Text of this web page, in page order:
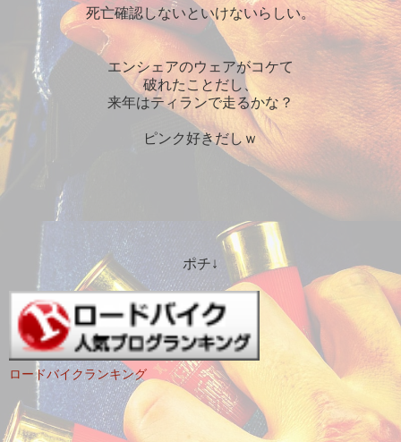
死亡確認しないといけないらしい。
エンシェアのウェアがコケて
破れたことだし、
来年はティランで走るかな？
ピンク好きだしｗ
ポチ↓
ロードバイクランキング